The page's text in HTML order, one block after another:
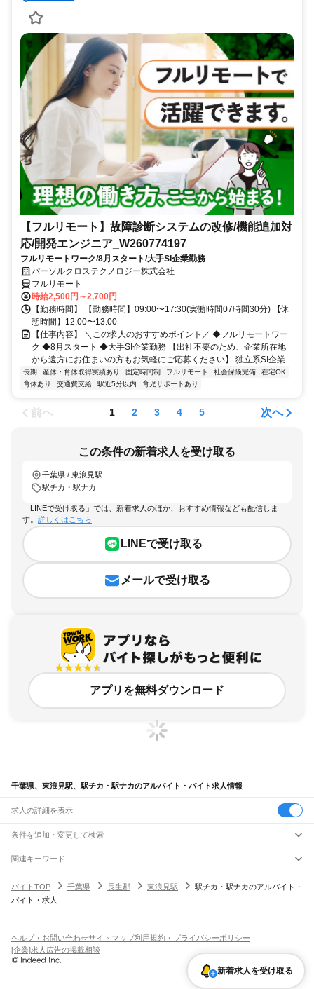
【フルリモート】故障診断システムの改修/機能追加対
応/開発エンジニア_W260774197
フルリモートワーク/8月スタート/大手SI企業勤務
パーソルクロステクノロジー株式会社
フルリモート
時給2,500円～2,700円
【勤務時間】 【勤務時間】09:00〜17:30(実働時間07時間30分) 【休
憩時間】12:00〜13:00
【仕事内容】 ＼この求人のおすすめポイント／ ◆フルリモートワー
ク ◆8月スタート ◆大手SI企業勤務 【出社不要のため、企業所在地
から遠方にお住まいの方もお気軽にご応募ください】 独立系SI企業...
長期 産休・育休取得実績あり 固定時間制 フルリモート 社会保険完備
在宅OK
育休あり
交通費支給 駅近5分以内 育児サポートあり
前へ 1 2 3 4 5 次へ
この条件の新着求人を受け取る
千葉県 / 東浪見駅
駅チカ・駅ナカ
「LINEで受け取る」では、新着求人のほか、おすすめ情報なども配信しま
す。 詳しくはこちら
LINEで受け取る
メールで受け取る
アプリを無料ダウンロード
千葉県、東浪見駅、駅チカ・駅ナカのアルバイト・バイト求人情報
求人の詳細を表示
条件を追加・変更して検索
市区町村を追加・変更
千葉県すべて
千葉市
旭市習志野市柏市勝浦市市原市流山市八千代市我孫子市鴨川市鎌ケ谷市
君津市富津市浦安市 印西市白井市富里市南房総市
匝瑳市香取市 印旛郡 香取郡山武郡 長生郡夷隅郡
駅を追加・変更
JR中央・総武線
市川駅本八幡駅下総中山駅 津田沼駅幕張本郷駅幕張駅
新検見川駅
職種を追加・変更
飲食・フードサービスすべて
ホールスタッフキッチンスタッフ
パン屋（ベーカリー）
バー（BAR）・バーテンダー
飲食店（店長・マネージャー）
人気
日払いOK高校生歓迎 髪型・髪色自由
留学生・外国人活躍中
雇用形態を追加・変更
関連キーワード
バイトTOP
千葉県 長生郡 東浪見駅
駅チカ・駅ナカのアルバイト・
バイト・求人
新着求人を受け取る
ヘルプ・お問い合わせサイトマップ利用規約・プライバシーポリシー
[企業]求人広告の掲載相談